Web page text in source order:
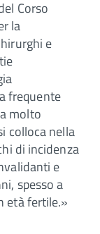
Corso
la
e
frequente
molto
colloca nella
di incidenza
e
spesso a
età fertile.»